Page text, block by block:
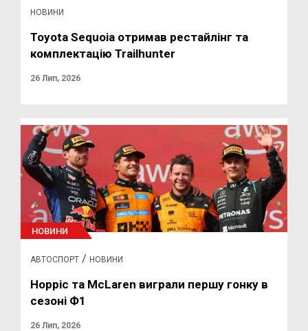
НОВИНИ
Toyota Sequoia отримав рестайлінг та
комплектацію Trailhunter
26 Лип, 2026
НОВИНИ
АВТОСПОРТ / НОВИНИ
Норріс та McLaren виграли першу гонку в
сезоні Ф1
26 Лип, 2026